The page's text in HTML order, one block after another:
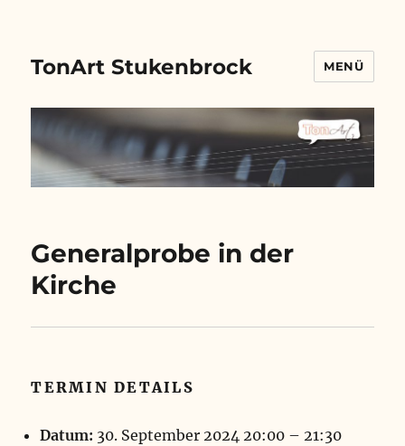
TonArt Stukenbrock MENÜ
Generalprobe in der
Kirche
TERMIN DETAILS
Datum: 30. September 2024 20:00 –21:30